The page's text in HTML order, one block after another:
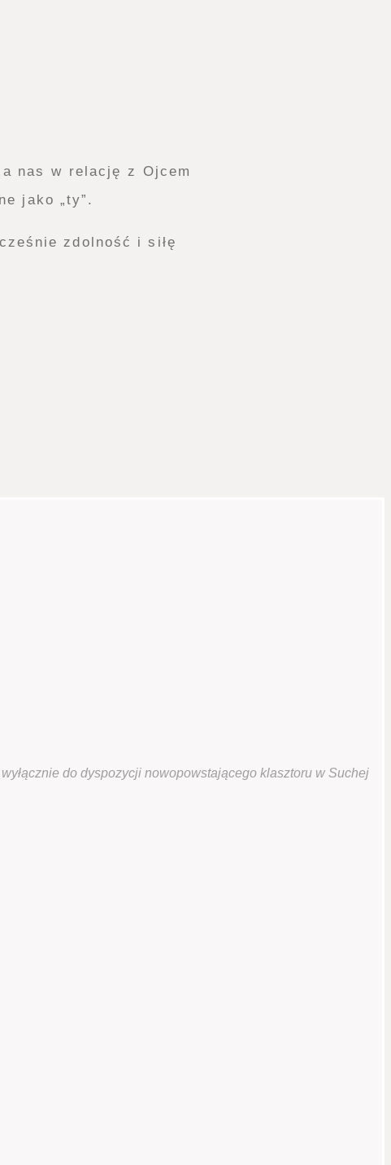
nas w relację z Ojcem
jako „ty”.
zdolność i siłę
do dyspozycji nowopowstającego klasztoru w Suchej